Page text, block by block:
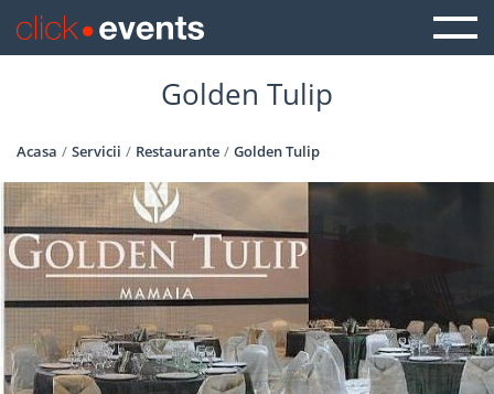
Golden Tulip
Acasa Servicii Restaurante Golden Tulip